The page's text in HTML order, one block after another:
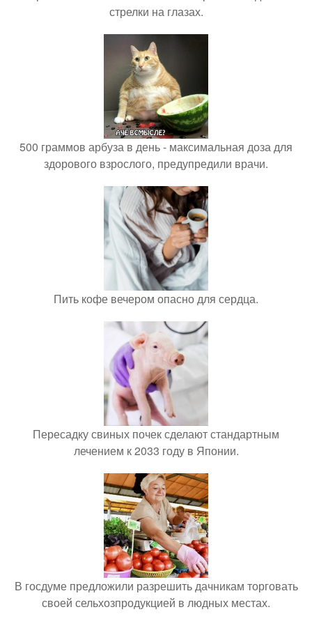
стрелки на глазах.
500 граммов арбуза в день - максимальная доза для
здорового взрослого, предупредили врачи.
Пить кофе вечером опасно для сердца.
Пересадку свиных почек сделают стандартным
лечением к 2033 году в Японии.
В госдуме предложили разрешить дачникам торговать
своей сельхозпродукцией в людных местах.